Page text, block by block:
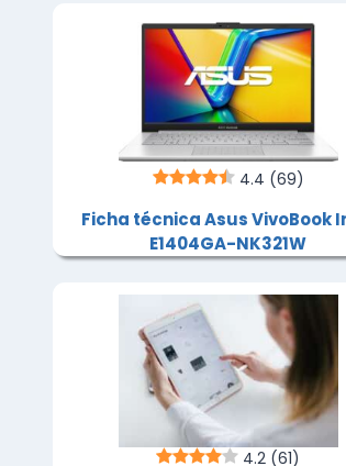
4.4 (69)
Ficha técnica Asus VivoBook
E1404GA-NK321W
4.2 (61)